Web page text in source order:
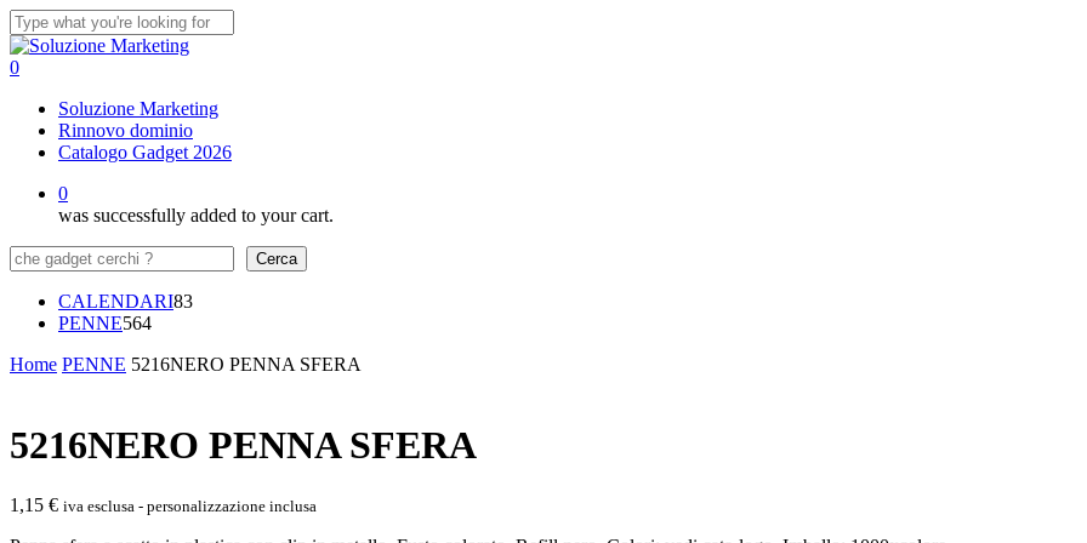
Skip
to
main
Close
Search
0
Soluzione Marketing
Rinnovo dominio
Catalogo Gadget 2026
0
was successfully added to your cart.
Cerca
Cerca
CALENDARI8383
PENNE564564
Home PENNE 5216NERO PENNA SFERA
5216NERO PENNA SFERA
1,15 € iva esclusa - personalizzazione inclusa